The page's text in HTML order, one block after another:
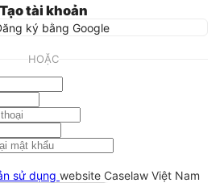
Tạo tài khoản
ký bằng Google
HOẶC
sử dụng website Caselaw Việt Nam